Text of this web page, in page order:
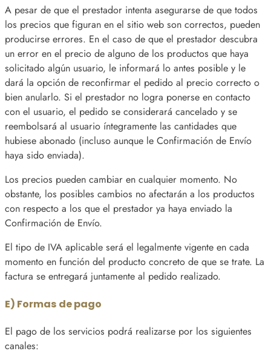
A pesar de que el prestador intenta asegurarse de que todos
los precios que figuran en el sitio web son correctos, pueden
producirse errores. En el caso de que el prestador descubra
un error en el precio de alguno de los productos que haya
solicitado algún usuario, le informará lo antes posible y le
dará la opción de reconfirmar el pedido al precio correcto o
bien anularlo. Si el prestador no logra ponerse en contacto
con el usuario, el pedido se considerará cancelado y se
reembolsará al usuario íntegramente las cantidades que
hubiese abonado (incluso aunque le Confirmación de Envío
haya sido enviada).
Los precios pueden cambiar en cualquier momento. No
obstante, los posibles cambios no afectarán a los productos
con respecto a los que el prestador ya haya enviado la
Confirmación de Envío.
El tipo de IVA aplicable será el legalmente vigente en cada
momento en función del producto concreto de que se trate. La
factura se entregará juntamente al pedido realizado.
E) Formas de pago
El pago de los servicios podrá realizarse por los siguientes
canales: